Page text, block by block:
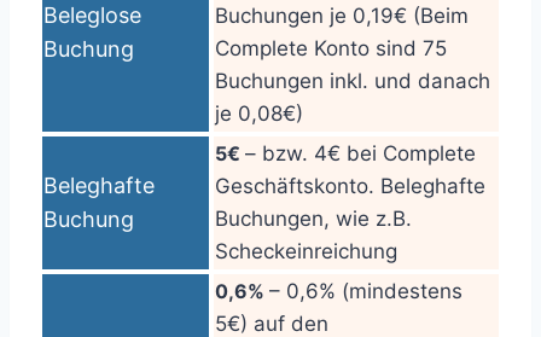
Beleglose
Buchung
Buchungen je 0,19€ (Beim
Complete Konto sind 75
Buchungen inkl. und danach
je 0,08€)
Beleghafte
Buchung
5€ – bzw. 4€ bei Complete
Geschäftskonto. Beleghafte
Buchungen, wie z.B.
Scheckeinreichung
0,6% – 0,6% (mindestens
5€) auf den